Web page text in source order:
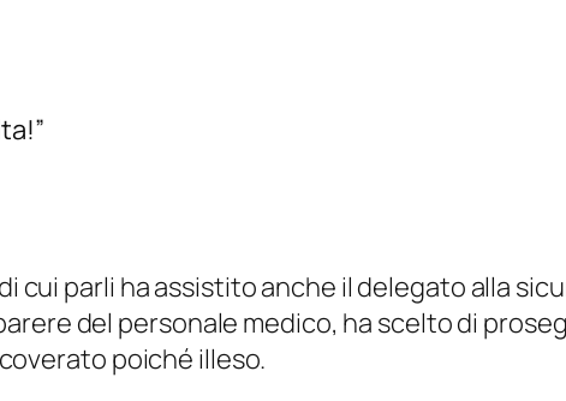
cui parli ha assistito anche il delegato alla
del personale medico, ha scelto di
poiché illeso.